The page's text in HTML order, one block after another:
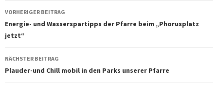
Beitragsnavigation
VORHERIGER BEITRAG
Energie- und Wasserspartipps der Pfarre beim „Phorusplatz
jetzt“
NÄCHSTER BEITRAG
Plauder-und Chill mobil in den Parks unserer Pfarre